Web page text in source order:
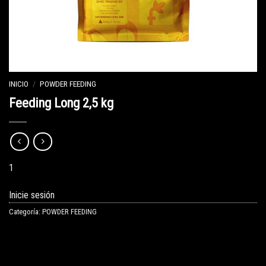
INICIO / POWDER FEEDING
Feeding Long 2,5 kg
1
Inicie sesión
Categoría: POWDER FEEDING